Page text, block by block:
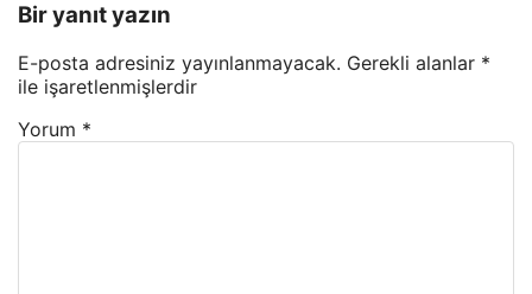
Bir yanıt yazın
E-posta adresiniz yayınlanmayacak. Gerekli alanlar *
ile işaretlenmişlerdir
Yorum *